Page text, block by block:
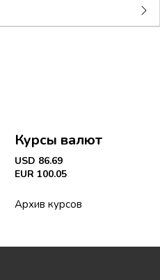
Курсы валют
USD 86.69
EUR 100.05
Архив курсов